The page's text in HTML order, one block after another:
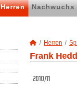
Herren Nachwuchs
Herren
Frank
2010/11